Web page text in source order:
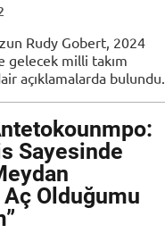
Rudy Gobert, 2024
gelecek milli takım
açıklamalarda bulundu.
Sayesinde
Olduğumu